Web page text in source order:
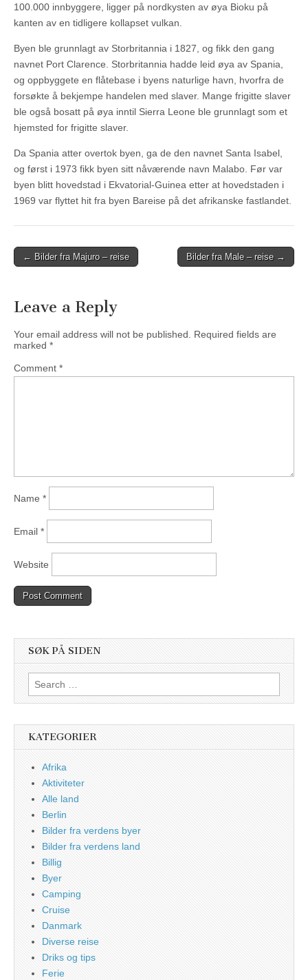
100.000 innbyggere, ligger på nordkysten av øya Bioku på
kanten av en tidligere kollapset vulkan.
Byen ble grunnlagt av Storbritannia i 1827, og fikk den gang
navnet Port Clarence. Storbritannia hadde leid øya av Spania,
og oppbyggete en flåtebase i byens naturlige havn, hvorfra de
forsøkte å bekjempe handelen med slaver. Mange frigitte slaver
ble også bosatt på øya inntil Sierra Leone ble grunnlagt som et
hjemsted for frigitte slaver.
Da Spania atter overtok byen, ga de den navnet Santa Isabel,
og først i 1973 fikk byen sitt nåværende navn Malabo. Før var
byen blitt hovedstad i Ekvatorial-Guinea etter at hovedstaden i
1969 var flyttet hit fra byen Bareise på det afrikanske fastlandet.
Post
← Bilder fra Majuro – reise Bilder fra Male – reise →
Leave a Reply
Your email address will not be published.
Required fields are
marked *
Comment *
Name *
Email *
Website
SØK PÅ SIDEN
Search
for:
KATEGORIER
Afrika
Aktiviteter
Alle land
Berlin
Bilder fra verdens byer
Bilder fra verdens land
Billig
Byer
Camping
Cruise
Danmark
Diverse reise
Driks og tips
Ferie